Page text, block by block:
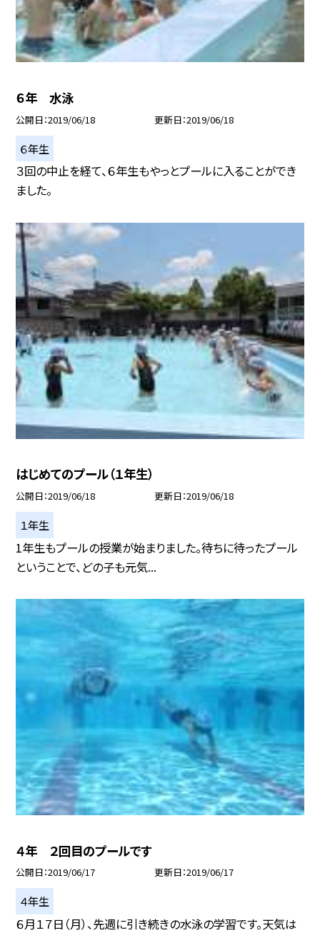
６年 水泳
公開日 2019/06/18 更新日 2019/06/18
６年生
３回の中止を経て、６年生もやっとプールに入ることができ
ました。
はじめてのプール（１年生）
公開日 2019/06/18 更新日 2019/06/18
１年生
1年生もプールの授業が始まりました。待ちに待ったプール
ということで、どの子も元気...
４年 ２回目のプールです
公開日 2019/06/17 更新日 2019/06/17
４年生
６月１７日（月）、先週に引き続きの水泳の学習です。天気は